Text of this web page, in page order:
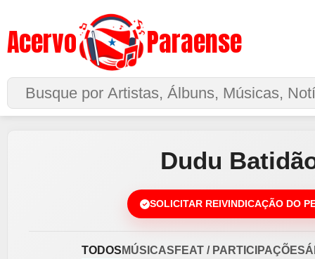
Acervo Paraense
Buscar no Site
Dudu
SOLICITAR REIVINDICAÇÃO DO
TODOS MÚSICAS FEAT / PARTICIPAÇÕES